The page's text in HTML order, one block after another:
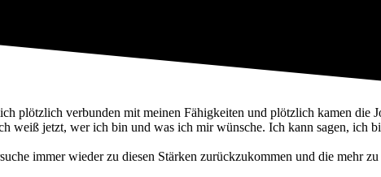
plötzlich verbunden mit meinen Fähigkeiten und plötzlich kamen die
weiß jetzt, wer ich bin und was ich mir wünsche. Ich kann sagen, ich
immer wieder zu diesen Stärken zurückzukommen und die mehr